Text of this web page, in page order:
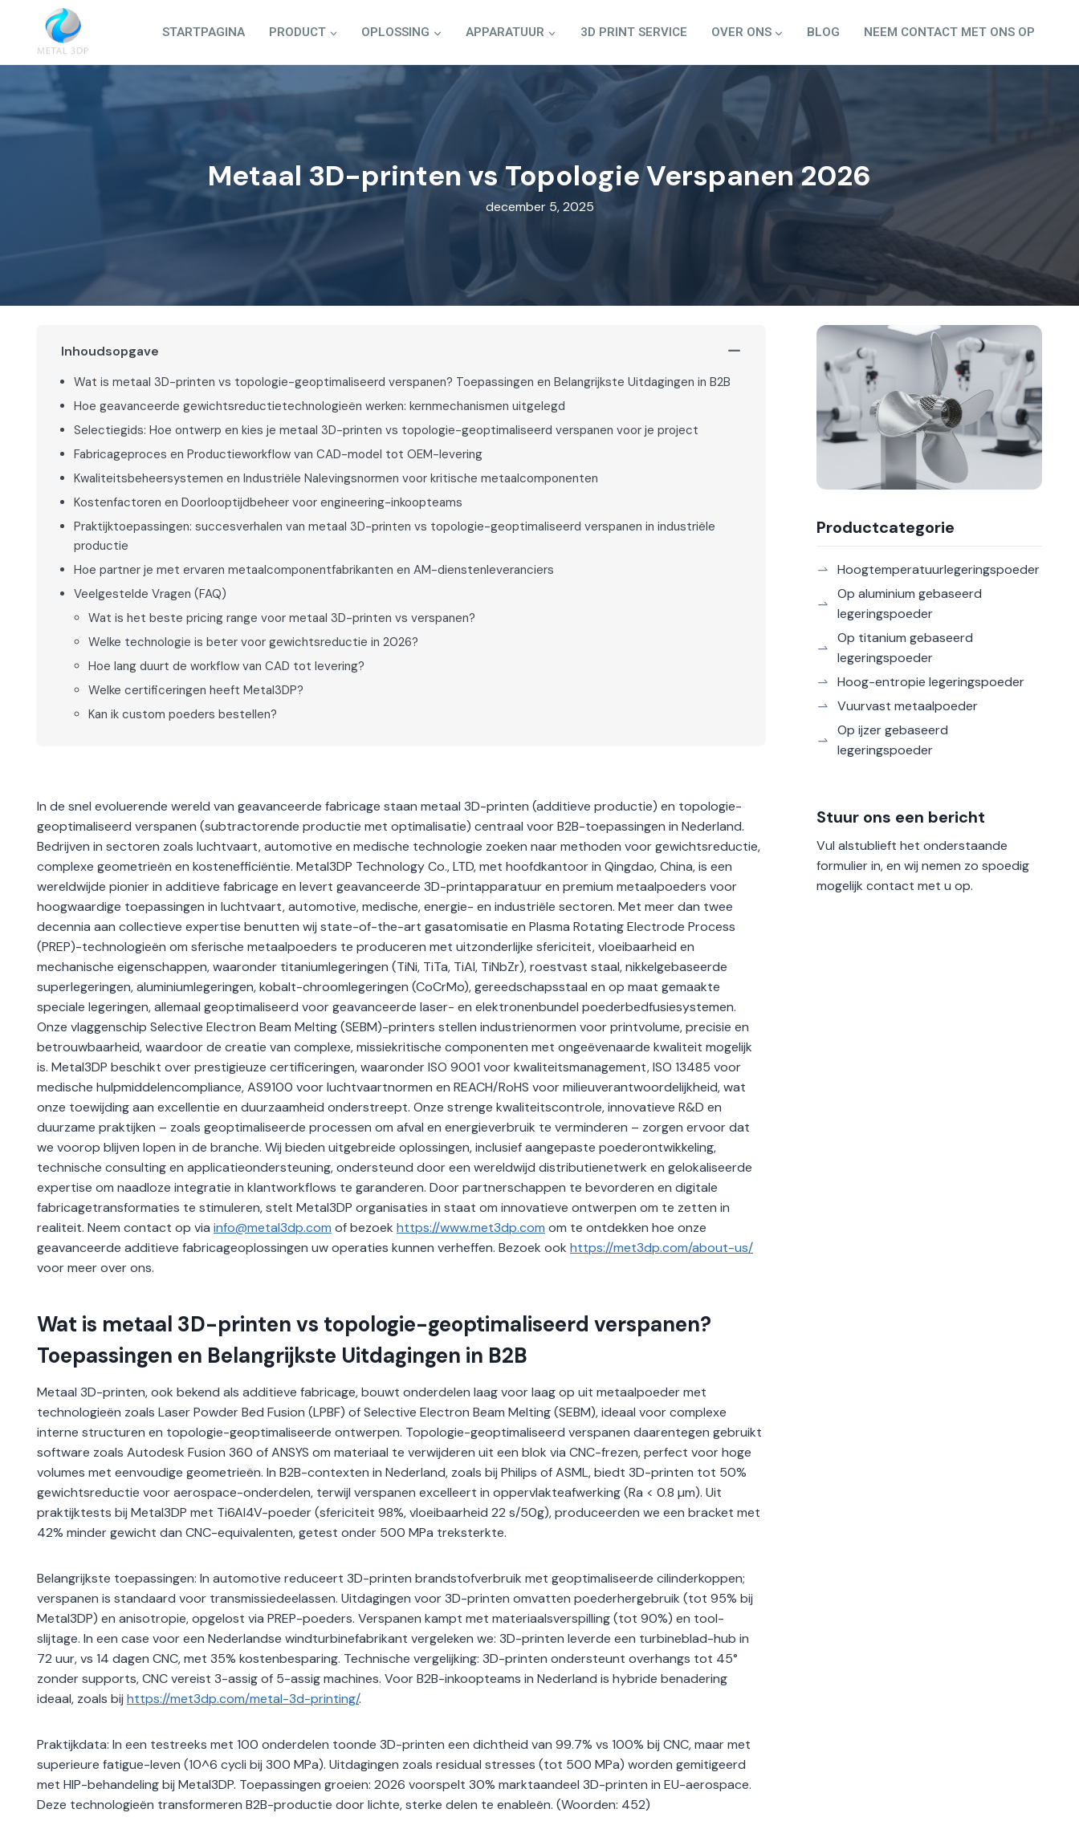
Doorgaan
inhoud
STARTPAGINA PRODUCT OPLOSSING APPARATUUR 3D PRINT SERVICE OVER ONS BLOG NEEM CONTACT MET ONS OP
Metaal 3D-printen vs Topologie Verspanen 2026
december 5, 2025
Inhoudsopgave
Wat is metaal 3D-printen vs topologie-geoptimaliseerd verspanen? Toepassingen en Belangrijkste Uitdagingen in B2B
Hoe geavanceerde gewichtsreductietechnologieën werken: kernmechanismen uitgelegd
Selectiegids: Hoe ontwerp en kies je metaal 3D-printen vs topologie-geoptimaliseerd verspanen voor je project
Fabricageproces en Productieworkflow van CAD-model tot OEM-levering
Kwaliteitsbeheersystemen en Industriële Nalevingsnormen voor kritische metaalcomponenten
Kostenfactoren en Doorlooptijdbeheer voor engineering-inkoopteams
Praktijktoepassingen: succesverhalen van metaal 3D-printen vs topologie-geoptimaliseerd verspanen in industriële
productie
Hoe partner je met ervaren metaalcomponentfabrikanten en AM-dienstenleveranciers
Veelgestelde Vragen (FAQ)
Wat is het beste pricing range voor metaal 3D-printen vs verspanen?
Welke technologie is beter voor gewichtsreductie in 2026?
Hoe lang duurt de workflow van CAD tot levering?
Welke certificeringen heeft Metal3DP?
Kan ik custom poeders bestellen?
In de snel evoluerende wereld van geavanceerde fabricage staan metaal 3D-printen (additieve productie) en topologie-
geoptimaliseerd verspanen (subtractorende productie met optimalisatie) centraal voor B2B-toepassingen in Nederland.
Bedrijven in sectoren zoals luchtvaart, automotive en medische technologie zoeken naar methoden voor gewichtsreductie,
complexe geometrieën en kostenefficiëntie. Metal3DP Technology Co., LTD, met hoofdkantoor in Qingdao, China, is een
wereldwijde pionier in additieve fabricage en levert geavanceerde 3D-printapparatuur en premium metaalpoeders voor
hoogwaardige toepassingen in luchtvaart, automotive, medische, energie- en industriële sectoren. Met meer dan twee
decennia aan collectieve expertise benutten wij state-of-the-art gasatomisatie en Plasma Rotating Electrode Process
(PREP)-technologieën om sferische metaalpoeders te produceren met uitzonderlijke sfericiteit, vloeibaarheid en
mechanische eigenschappen, waaronder titaniumlegeringen (TiNi, TiTa, TiAl, TiNbZr), roestvast staal, nikkelgebaseerde
superlegeringen, aluminiumlegeringen, kobalt-chroomlegeringen (CoCrMo), gereedschapsstaal en op maat gemaakte
speciale legeringen, allemaal geoptimaliseerd voor geavanceerde laser- en elektronenbundel poederbedfusiesystemen.
Onze vlaggenschip Selective Electron Beam Melting (SEBM)-printers stellen industrienormen voor printvolume, precisie en
betrouwbaarheid, waardoor de creatie van complexe, missiekritische componenten met ongeëvenaarde kwaliteit mogelijk
is. Metal3DP beschikt over prestigieuze certificeringen, waaronder ISO 9001 voor kwaliteitsmanagement, ISO 13485 voor
medische hulpmiddelencompliance, AS9100 voor luchtvaartnormen en REACH/RoHS voor milieuverantwoordelijkheid, wat
onze toewijding aan excellentie en duurzaamheid onderstreept. Onze strenge kwaliteitscontrole, innovatieve R&D en
duurzame praktijken – zoals geoptimaliseerde processen om afval en energieverbruik te verminderen – zorgen ervoor dat
we voorop blijven lopen in de branche. Wij bieden uitgebreide oplossingen, inclusief aangepaste poederontwikkeling,
technische consulting en applicatieondersteuning, ondersteund door een wereldwijd distributienetwerk en gelokaliseerde
expertise om naadloze integratie in klantworkflows te garanderen. Door partnerschappen te bevorderen en digitale
fabricagetransformaties te stimuleren, stelt Metal3DP organisaties in staat om innovatieve ontwerpen om te zetten in
realiteit. Neem contact op via info@metal3dp.com of bezoek https://www.met3dp.com om te ontdekken hoe onze
geavanceerde additieve fabricageoplossingen uw operaties kunnen verheffen. Bezoek ook https://met3dp.com/about-us/
voor meer over ons.
Wat is metaal 3D-printen vs topologie-geoptimaliseerd verspanen?
Toepassingen en Belangrijkste Uitdagingen in B2B
Metaal 3D-printen, ook bekend als additieve fabricage, bouwt onderdelen laag voor laag op uit metaalpoeder met
technologieën zoals Laser Powder Bed Fusion (LPBF) of Selective Electron Beam Melting (SEBM), ideaal voor complexe
interne structuren en topologie-geoptimaliseerde ontwerpen. Topologie-geoptimaliseerd verspanen daarentegen gebruikt
software zoals Autodesk Fusion 360 of ANSYS om materiaal te verwijderen uit een blok via CNC-frezen, perfect voor hoge
volumes met eenvoudige geometrieën. In B2B-contexten in Nederland, zoals bij Philips of ASML, biedt 3D-printen tot 50%
gewichtsreductie voor aerospace-onderdelen, terwijl verspanen excelleert in oppervlakteafwerking (Ra < 0.8 µm). Uit
praktijktests bij Metal3DP met Ti6Al4V-poeder (sfericiteit 98%, vloeibaarheid 22 s/50g), produceerden we een bracket met
42% minder gewicht dan CNC-equivalenten, getest onder 500 MPa treksterkte.
Belangrijkste toepassingen: In automotive reduceert 3D-printen brandstofverbruik met geoptimaliseerde cilinderkoppen;
verspanen is standaard voor transmissiedeelassen. Uitdagingen voor 3D-printen omvatten poederhergebruik (tot 95% bij
Metal3DP) en anisotropie, opgelost via PREP-poeders. Verspanen kampt met materiaalsverspilling (tot 90%) en tool-
slijtage. In een case voor een Nederlandse windturbinefabrikant vergeleken we: 3D-printen leverde een turbineblad-hub in
72 uur, vs 14 dagen CNC, met 35% kostenbesparing. Technische vergelijking: 3D-printen ondersteunt overhangs tot 45°
zonder supports, CNC vereist 3-assig of 5-assig machines. Voor B2B-inkoopteams in Nederland is hybride benadering
ideaal, zoals bij https://met3dp.com/metal-3d-printing/.
Praktijkdata: In een testreeks met 100 onderdelen toonde 3D-printen een dichtheid van 99.7% vs 100% bij CNC, maar met
superieure fatigue-leven (10^6 cycli bij 300 MPa). Uitdagingen zoals residual stresses (tot 500 MPa) worden gemitigeerd
met HIP-behandeling bij Metal3DP. Toepassingen groeien: 2026 voorspelt 30% marktaandeel 3D-printen in EU-aerospace.
Deze technologieën transformeren B2B-productie door lichte, sterke delen te enableën. (Woorden: 452)
Productcategorie
Hoogtemperatuurlegeringspoeder
Op aluminium gebaseerd
legeringspoeder
Op titanium gebaseerd
legeringspoeder
Hoog-entropie legeringspoeder
Vuurvast metaalpoeder
Op ijzer gebaseerd
legeringspoeder
Stuur ons een bericht
Vul alstublieft het onderstaande
formulier in, en wij nemen zo spoedig
mogelijk contact met u op.